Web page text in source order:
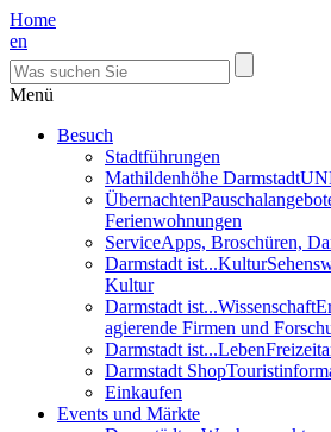
Home
en
Menü
Besuch
Stadtführungen
Mathildenhöhe Darmstadt
Übernachten
Ferienwohnungen
ServiceApps, Broschüren,
Darmstadt ist...Kultur
Kultur
Darmstadt ist...Wissenschaft
agierende Firmen und
Darmstadt ist...Leben
Darmstadt Shop
Einkaufen
Events und Märkte